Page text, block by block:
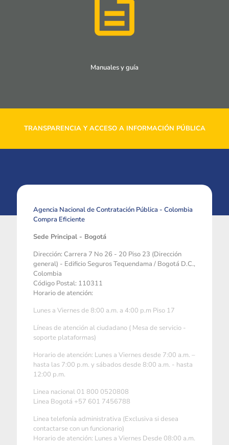
Manuales y guía
TRANSPARENCIA Y ACCESO A INFORMACIÓN PÚBLICA
Agencia Nacional de Contratación Pública - Colombia
Compra Eficiente
Sede Principal - Bogotá
Dirección: Carrera 7 No 26 - 20 Piso 23 (Dirección
general) - Edificio Seguros Tequendama / Bogotá D.C.,
Colombia
Código Postal: 110311
Horario de atención:
Lunes a Viernes de 8:00 a.m. a 4:00 p.m Piso 17
Líneas de atención al ciudadano ( Mesa de servicio -
soporte plataformas)
Horario de atención: Lunes a Viernes desde 7:00 a.m. –
hasta las 7:00 p.m. y sábados desde 8:00 a.m. - hasta
12:00 p.m.
Linea nacional 01 800 0520808
Linea Bogotá +57 601 7456788
Linea telefonía administrativa (Exclusiva si desea
contactarse con un funcionario)
Horario de atención: Lunes a Viernes Desde 08:00 a.m.